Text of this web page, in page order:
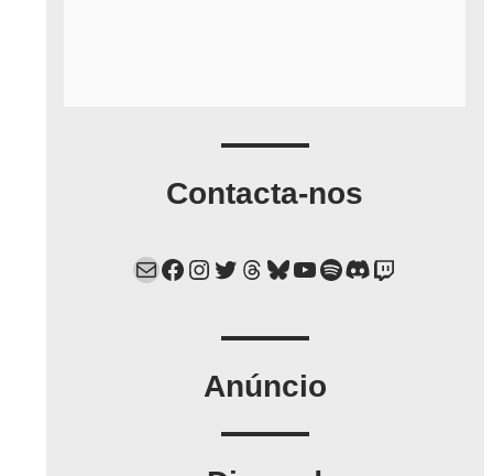
Contacta-nos
Mail Facebook Instagram Twitter Threads Bluesky YouTube Spotify Discord Twitch
Anúncio